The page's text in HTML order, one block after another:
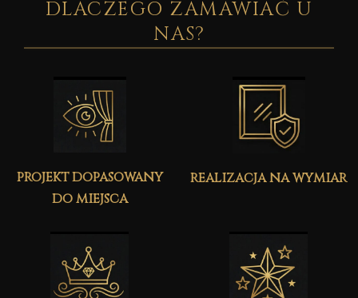
DLACZEGO ZAMAWIAĆ U
NAS?
projekt dopasowany
do miejsca
realizacja na wymiar